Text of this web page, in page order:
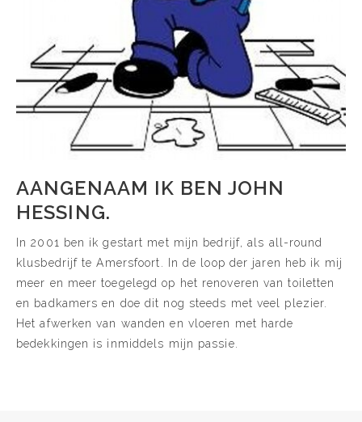
AANGENAAM IK BEN JOHN
HESSING.
In 2001 ben ik gestart met mijn bedrijf, als all-round
klusbedrijf te Amersfoort. In de loop der jaren heb ik mij
meer en meer toegelegd op het renoveren van toiletten
en badkamers en doe dit nog steeds met veel plezier.
Het afwerken van wanden en vloeren met harde
bedekkingen is inmiddels mijn passie.